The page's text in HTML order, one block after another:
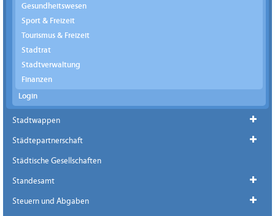
Gesundheitswesen
Sport & Freizeit
Tourismus & Freizeit
Stadtrat
Stadtverwaltung
Finanzen
Login
Stadtwappen
Städtepartnerschaft
Städtische Gesellschaften
Standesamt
Steuern und Abgaben